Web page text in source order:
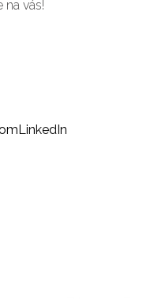
na vás!
LinkedIn